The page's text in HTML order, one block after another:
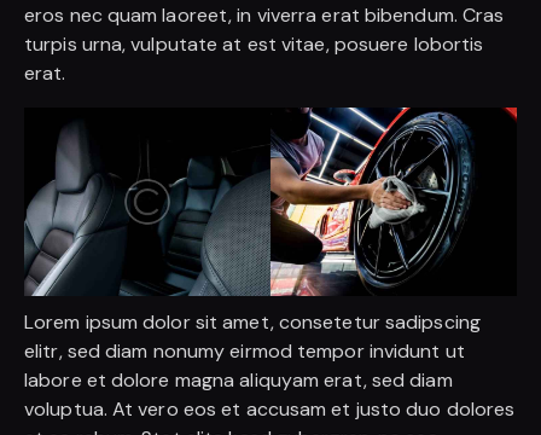
eros nec quam laoreet, in viverra erat bibendum. Cras
turpis urna, vulputate at est vitae, posuere lobortis
erat.
Lorem ipsum dolor sit amet, consetetur sadipscing
elitr, sed diam nonumy eirmod tempor invidunt ut
labore et dolore magna aliquyam erat, sed diam
voluptua. At vero eos et accusam et justo duo dolores